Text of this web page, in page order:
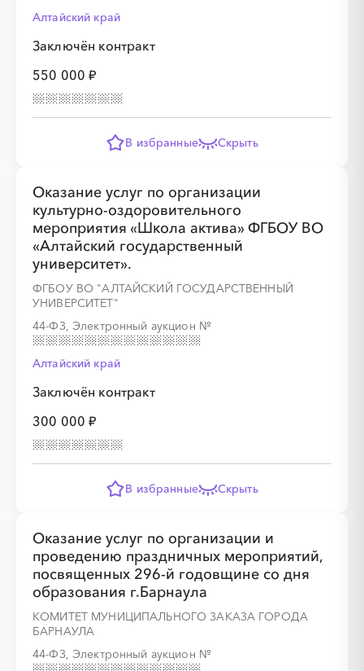
Алтайский край
Заключён контракт
550 000 ₽
В избранные Скрыть
Оказание услуг по организации
культурно-оздоровительного
мероприятия «Школа актива» ФГБОУ ВО
«Алтайский государственный
университет».
ФГБОУ ВО "АЛТАЙСКИЙ ГОСУДАРСТВЕННЫЙ
УНИВЕРСИТЕТ"
44-ФЗ, Электронный аукцион №
Алтайский край
Заключён контракт
300 000 ₽
В избранные Скрыть
Оказание услуг по организации и
проведению праздничных мероприятий,
посвященных 296-й годовщине со дня
образования г.Барнаула
КОМИТЕТ МУНИЦИПАЛЬНОГО ЗАКАЗА ГОРОДА
БАРНАУЛА
44-ФЗ, Электронный аукцион №
░░░░░ ░ ░░░ ░
░
░
░
░
░
░
░
░░░ ░░ ░ ░ ░░ ░░